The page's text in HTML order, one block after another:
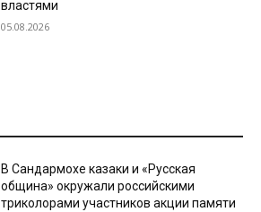
властями
05.08.2026
В Сандармохе казаки и «Русская
община» окружали российскими
триколорами участников акции памяти